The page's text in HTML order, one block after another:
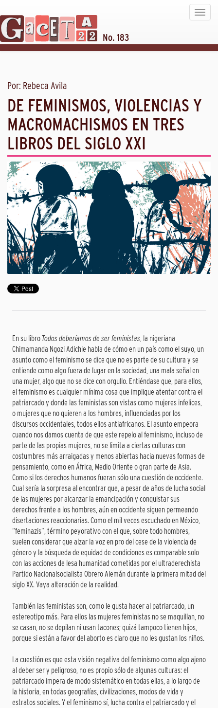
Toggle
No. 183
Por: Rebeca Avila
DE FEMINISMOS, VIOLENCIAS Y
MACROMACHISMOS EN TRES
LIBROS DEL SIGLO XXI
En su libro Todos deberíamos de ser feministas, la nigeriana
Chimamanda Ngozi Adichie habla de cómo en un país como el suyo, un
asunto como el feminismo se dice que no es parte de su cultura y se
entiende como algo fuera de lugar en la sociedad, una mala señal en
una mujer, algo que no se dice con orgullo. Entiéndase que, para ellos,
el feminismo es cualquier mínima cosa que implique atentar contra el
patriarcado y donde las feministas son vistas como mujeres infelices,
o mujeres que no quieren a los hombres, influenciadas por los
discursos occidentales, todos ellos antiafricanos. El asunto empeora
cuando nos damos cuenta de que este repelo al feminismo, incluso de
parte de las propias mujeres, no se limita a ciertas culturas con
costumbres más arraigadas y menos abiertas hacia nuevas formas de
pensamiento, como en África, Medio Oriente o gran parte de Asia.
Como si los derechos humanos fueran sólo una cuestión de occidente.
Cual sería la sorpresa al encontrar que, a pesar de años de lucha social
de las mujeres por alcanzar la emancipación y conquistar sus
derechos frente a los hombres, aún en occidente siguen permeando
disertaciones reaccionarias. Como el mil veces escuchado en México,
“feminazis”, término peyorativo con el que, sobre todo hombres,
suelen considerar que alzar la voz en pro del cese de la violencia de
género y la búsqueda de equidad de condiciones es comparable solo
con las acciones de lesa humanidad cometidas por el ultraderechista
Partido Nacionalsocialista Obrero Alemán durante la primera mitad del
siglo XX. Vaya alteración de la realidad.
También las feministas son, como le gusta hacer al patriarcado, un
estereotipo más. Para ellos las mujeres feministas no se maquillan, no
se casan, no se depilan ni usan tacones; quizá tampoco tienen hijos,
porque si están a favor del aborto es claro que no les gustan los niños.
La cuestión es que esta visión negativa del feminismo como algo ajeno
al deber ser y peligroso, no es propio sólo de algunas culturas: el
patriarcado impera de modo sistemático en todas ellas, a lo largo de
la historia, en todas geografías, civilizaciones, modos de vida y
estratos sociales. Y el feminismo sí, lucha contra el patriarcado y el